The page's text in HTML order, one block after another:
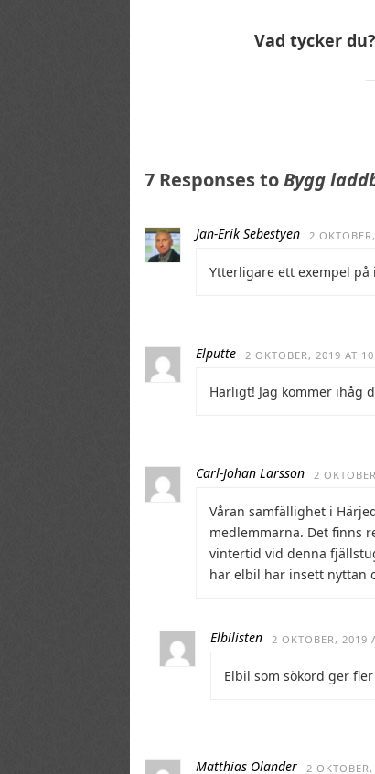
Vad tycker du?
7 Responses toBygg
Jan-Erik Sebestyen 2
Ytterligare ett exempel
Elputte 2 OKTOBER, 2019 AT
Härligt! Jag kommer ihåg
Carl-Johan Larsson 2
Våran samfällighet i
medlemmarna. Det finns
vintertid vid denna
har elbil har insett nyttan
Elbilisten 2 OKTOBER, 2019
Elbil som sökord ger
Matthias Olander 2